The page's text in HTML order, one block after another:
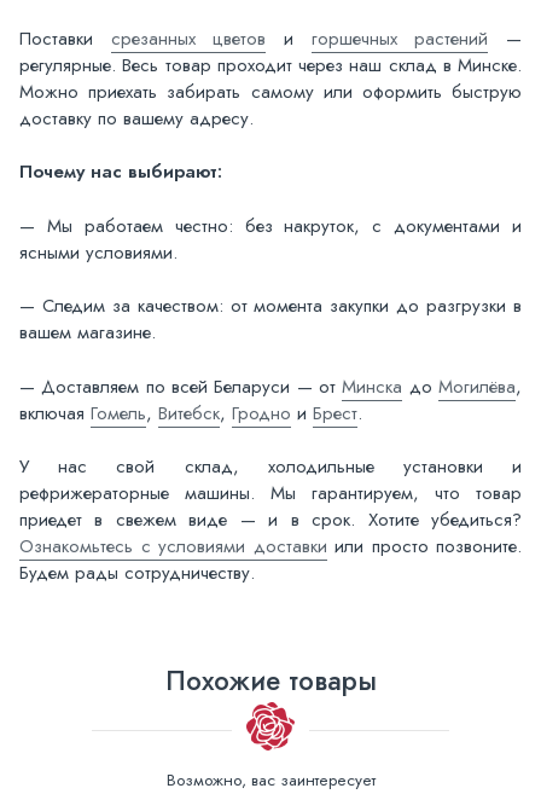
Поставки срезанных цветов и горшечных растений —
регулярные. Весь товар проходит через наш склад в Минске.
Можно приехать забирать самому или оформить быструю
доставку по вашему адресу.
Почему нас выбирают:
— Мы работаем честно: без накруток, с документами и
ясными условиями.
— Следим за качеством: от момента закупки до разгрузки в
вашем магазине.
— Доставляем по всей Беларуси — отМинска доМогилёва,
включая Гомель, Витебск, Гродно и Брест.
У нас свой склад, холодильные установки и
рефрижераторные машины. Мы гарантируем, что товар
приедет в свежем виде — и в срок. Хотите убедиться?
Ознакомьтесь с условиями доставки или просто позвоните.
Будем рады сотрудничеству.
Похожие товары
Возможно, вас заинтересует